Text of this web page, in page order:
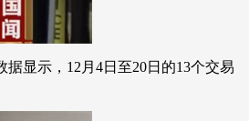
显示，12月4日至20日的13个交易